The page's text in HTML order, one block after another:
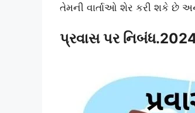
તેમની વાર્તાઓ શેર કરી શકે છે
પ્રવાસ પર